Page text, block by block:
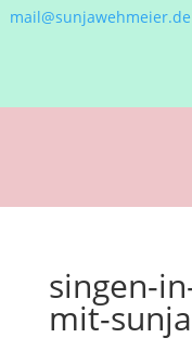
mail@sunjawehmeier.de
singen-
mit-